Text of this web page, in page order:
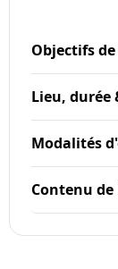
Objectifs
Lieu, durée
Modalités
Contenu